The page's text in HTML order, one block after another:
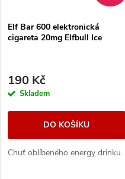
Elf Bar 600 elektronická
cigareta 20mg Elfbull Ice
190 Kč
Skladem
DO KOŠÍKU
Chuť oblíbeného energy drinku.